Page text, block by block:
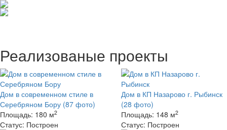
Реализованые проекты
Дом в современном стиле в
Серебряном Бору (87 фото)
Площадь: 180 м2
Статус: Построен
Дом в КП Назарово г. Рыбинск
(28 фото)
Площадь: 148 м2
Статус: Построен